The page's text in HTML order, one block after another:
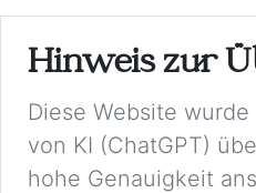
Hinweis zur
Diese Website
von KI (ChatGPT)
hohe Genauigkeit